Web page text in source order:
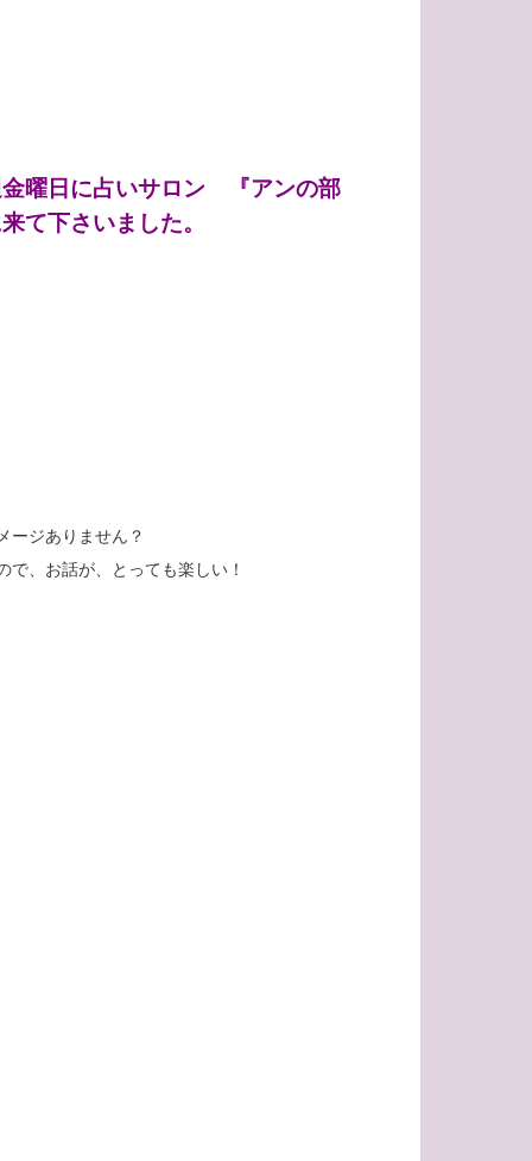
曜日に占いサロン 『アンの部
て下さいました。
ージありません？
、お話が、とっても楽しい！